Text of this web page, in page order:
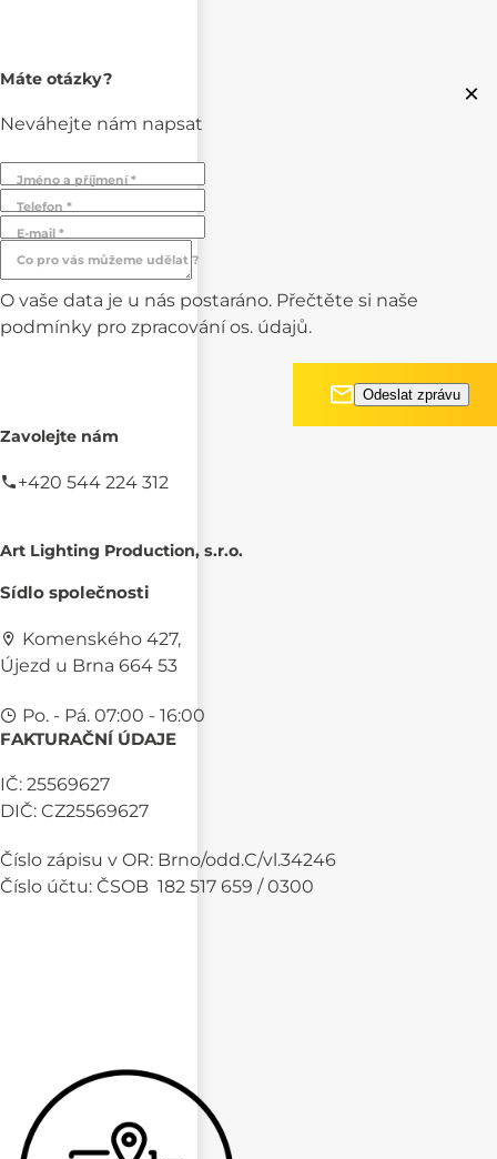
×
Máte otázky?
Neváhejte nám napsat
Jméno a příjmení *
Telefon *
E-mail *
Co pro vás můžeme udělat ?
O vaše data je u nás postaráno. Přečtěte si naše
podmínky pro zpracování os. údajů.
Zavolejte nám
+420 544 224 312
Art Lighting Production, s.r.o.
Sídlo společnosti
Komenského 427,
Újezd u Brna 664 53
Po. - Pá. 07:00 - 16:00
FAKTURAČNÍ ÚDAJE
IČ: 25569627
DIČ: CZ25569627
Číslo zápisu v OR: Brno/odd.C/vl.34246
Číslo účtu: ČSOB 182 517 659 / 0300